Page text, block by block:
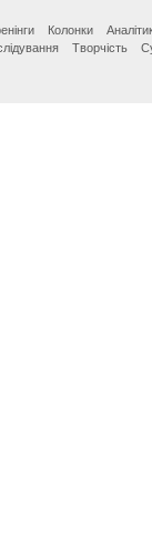
Колонки
Творчість